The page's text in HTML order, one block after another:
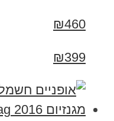
₪460
₪399